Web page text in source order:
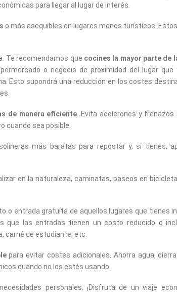
para llegar al lugar de interés.
o más asequibles en lugares menos turísticos.
Te recomendamos que cocines la mayor parte de
o negocio de proximidad del lugar que
Esto supondrá una reducción en los costes
de manera eficiente . Evita acelerones y frenazos
cuando sea posible.
más baratas para repostar y, si tienes,
en la naturaleza, caminatas, paseos en
o entrada gratuita de aquellos lugares que tienes
que las entradas tienen un costo reducido o
carné de estudiante, etc.
para evitar costes adicionales. Ahorra agua,
cuando no los estés usando.
personales. ¡Disfruta de un viaje